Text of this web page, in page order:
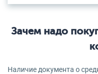
Зачем надо
Наличие документа о